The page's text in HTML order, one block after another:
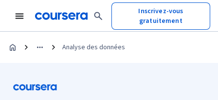
Inscrivez-vous
gratuitement
Analyse des données